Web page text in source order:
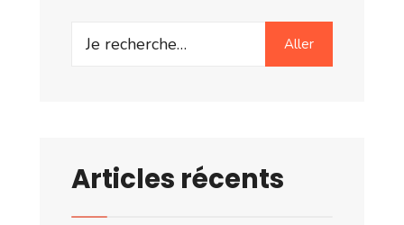
Search
Aller
Articles récents